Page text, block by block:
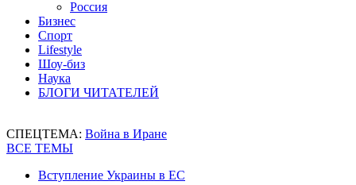
Россия
Бизнес
Спорт
Lifestyle
Шоу-биз
Наука
БЛОГИ ЧИТАТЕЛЕЙ
СПЕЦТЕМА: Война в Иране
ВСЕ ТЕМЫ
Вступление Украины в ЕС